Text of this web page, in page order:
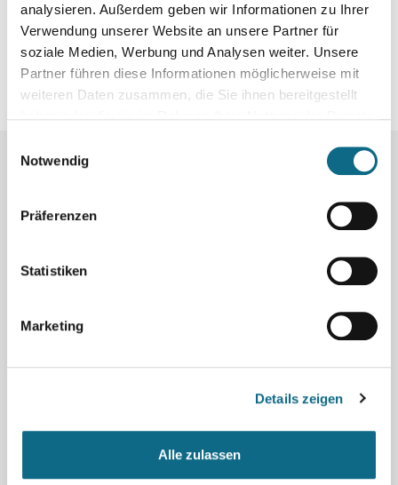
analysieren. Außerdem geben wir Informationen zu Ihrer
Verwendung unserer Website an unsere Partner für
soziale Medien, Werbung und Analysen weiter. Unsere
Partner führen diese Informationen möglicherweise mit
weiteren Daten zusammen, die Sie ihnen bereitgestellt
Notwendig
Präferenzen
Statistiken
Marketing
Details zeigen
Alle zulassen
Was
Wo